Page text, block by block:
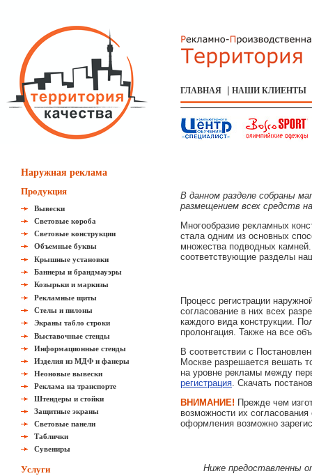
ГЛАВНАЯ НАШИ КЛИЕНТЫ
Наружная реклама
Продукция
Вывески
Световые короба
Световые конструкции
Объемные буквы
Крышные установки
Баннеры и брандмауэры
Козырьки и маркизы
Рекламные щиты
Стелы и пилоны
Экраны табло строки
Выставочные стенды
Информационные стенды
Изделия из МДФ и фанеры
Неоновые вывески
Реклама на транспорте
Штендеры и стойки
Защитные экраны
Световые панели
Таблички
Сувениры
Услуги
В данном разделе собраны
размещением всех средств
Многообразие рекламных
стала одним из основных
множества подводных
соответствующие разделы
Процесс регистрации
согласование в них всех
каждого вида конструкции.
пролонгация. Также на все
В соответствии с
Москве разрешается вешать
на уровне рекламы между
регистрация. Скачать
ВНИМАНИЕ! Прежде чем
возможности их
оформления возможно
Ниже предоставленны